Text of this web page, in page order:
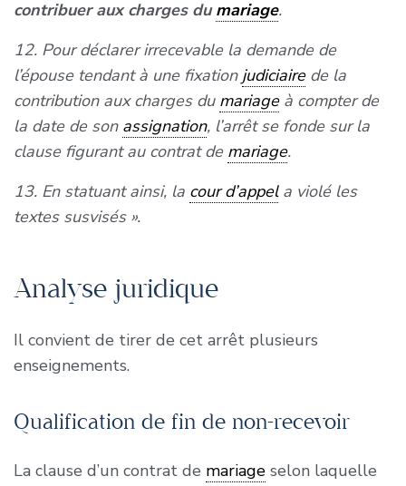
contribuer aux charges dumariage.
12. Pour déclarer irrecevable la demande de
l’épouse tendant à une fixation judiciairede la
contribution aux charges du mariageà compter de
la date de son assignation, l’arrêt se fonde sur la
clause figurant au contrat de mariage.
13. En statuant ainsi, la cour d’appela violé les
textes susvisés ».
Analyse juridique
Il convient de tirer de cet arrêt plusieurs
enseignements.
Qualification de fin de non-recevoir
La clause d’un contrat de mariageselon laquelle